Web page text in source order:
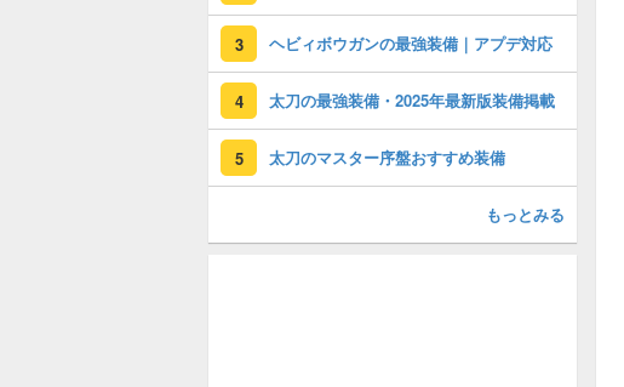
3 ヘビィボウガンの最強装備｜アプデ対応
4 太刀の最強装備・2025年最新版装備掲載
5 太刀のマスター序盤おすすめ装備
もっとみる